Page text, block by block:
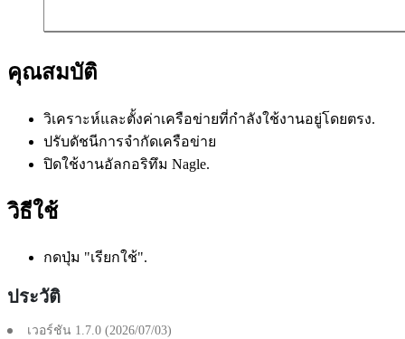
คุณสมบัติ
วิเคราะห์และตั้งค่าเครือข่ายที่กำลังใช้งานอยู่โดยตรง.
ปรับดัชนีการจำกัดเครือข่าย
ปิดใช้งานอัลกอริทึม Nagle.
วิธีใช้
กดปุ่ม "เรียกใช้".
ประวัติ
เวอร์ชัน 1.7.0 (2026/07/03)